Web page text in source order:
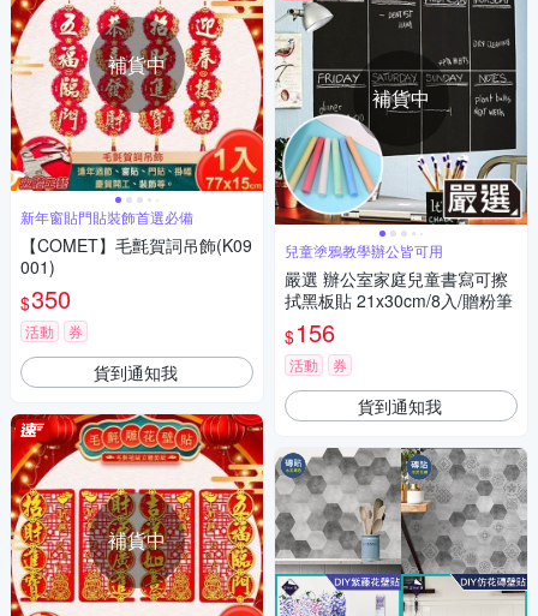
補貨中
新年窗貼門貼裝飾首選必備
【COMET】毛氈賀詞吊飾(K09
001)
$350
活動 券
貨到通知我
補貨中
補貨中
兒童塗鴉教學辦公皆可用
嚴選 辦公室家庭兒童書寫可擦
拭黑板貼 21x30cm/8入/贈粉筆
$156
活動 券
貨到通知我